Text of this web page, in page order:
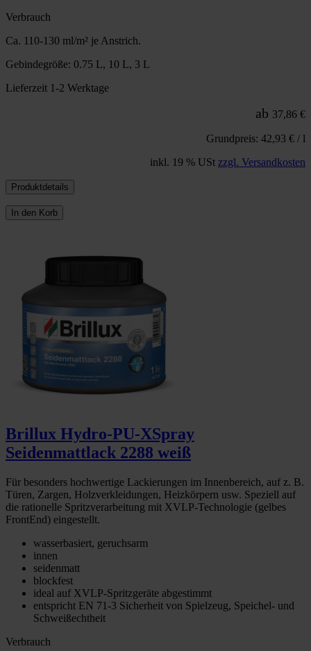
Verbrauch
Ca. 110-130 ml/m² je Anstrich.
Gebindegröße: 0.75 L, 10 L, 3 L
Lieferzeit 1-2 Werktage
ab 37,86 €
Grundpreis: 42,93 € / l
inkl. 19 % USt zzgl. Versandkosten
Produktdetails
In den Korb
Brillux Hydro-PU-XSpray
Seidenmattlack 2288 weiß
Für besonders hochwertige Lackierungen im Innenbereich, auf z. B.
Türen, Zargen, Holzverkleidungen, Heizkörpern usw. Speziell auf
die rationelle Spritzverarbeitung mit XVLP-Technologie (gelbes
FrontEnd) eingestellt.
wasserbasiert, geruchsarm
innen
seidenmatt
blockfest
ideal auf XVLP-Spritzgeräte abgestimmt
entspricht EN 71-3 Sicherheit von Spielzeug, Speichel- und
Schweißechtheit
Verbrauch